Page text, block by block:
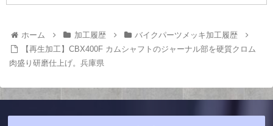
ホーム 加工履歴
バイクパーツメッキ加工履歴
【再生加工】CBX400F カムシャフトのジャーナル部を硬質クロム
肉盛り研磨仕上げ。兵庫県